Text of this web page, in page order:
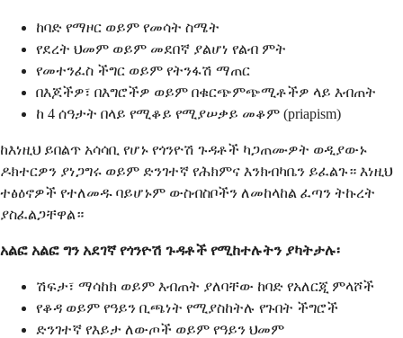
ከባድ የማዞር ወይም የመሳት ስሜት
የደረት ህመም ወይም መደበኛ ያልሆነ የልብ ምት
የመተንፈስ ችግር ወይም የትንፋሽ ማጠር
በእጆችዎ፣ በእግሮችዎ ወይም በቁርጭምጭሚቶችዎ ላይ እብጠት
ከ 4 ሰዓታት በላይ የሚቆይ የሚያሠቃይ መቆም (priapism)
ከእነዚህ ይበልጥ አሳሳቢ የሆኑ የጎንዮሽ ጉዳቶች ካጋጠሙዎት ወዲያውኑ
ዶክተርዎን ያነጋግሩ ወይም ድንገተኛ የሕክምና እንክብካቤን ይፈልጉ። እነዚህ
ተፅዕኖዎች የተለመዱ ባይሆኑም ውስብስቦችን ለመከላከል ፈጣን ትኩረት
ያስፈልጋቸዋል።
አልፎ አልፎ ግን አደገኛ የጎንዮሽ ጉዳቶች የሚከተሉትን ያካትታሉ፡
ሽፍታ፣ ማሳከክ ወይም እብጠት ያለባቸው ከባድ የአለርጂ ምላሾች
የቆዳ ወይም የዓይን ቢጫነት የሚያስከትሉ የጉበት ችግሮች
ድንገተኛ የእይታ ለውጦች ወይም የዓይን ህመም